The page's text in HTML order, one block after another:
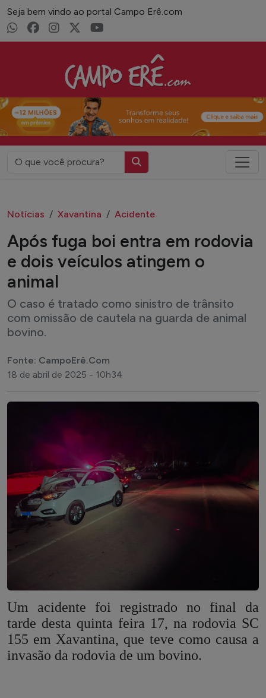
Seja bem vindo ao portal Campo Erê.com
Campo Erê.com
Notícias Xavantina Acidente
Após fuga boi entra em rodovia
e dois veículos atingem o
animal
O caso é tratado como sinistro de trânsito
com omissão de cautela na guarda de animal
bovino.
Fonte: CampoErê.Com
18 de abril de 2025 - 10h34
Um acidente foi registrado no final da
tarde desta quinta feira 17, na rodovia SC
155 em Xavantina, que teve como causa a
invasão da rodovia de um bovino.